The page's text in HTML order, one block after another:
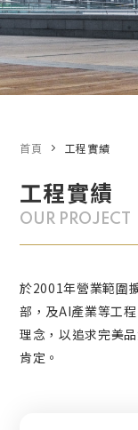
工程實績
OUR PROJECT
於2001年營業範圍
部，及AI產業等工
理念，以追求完美
肯定。
首頁 工程實績